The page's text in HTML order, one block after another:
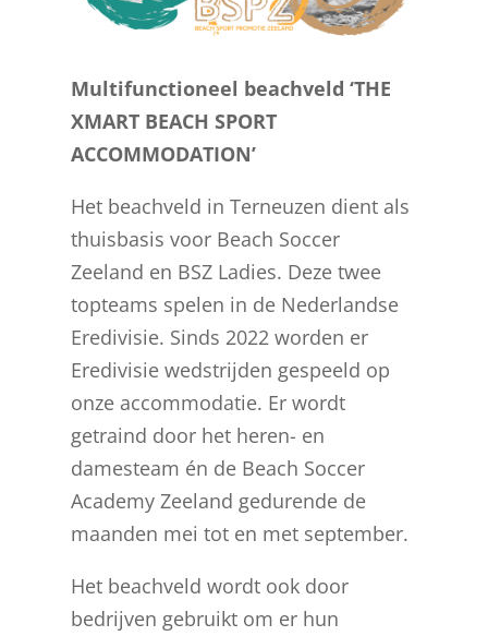
Multifunctioneel beachveld ‘THE
XMART BEACH SPORT
ACCOMMODATION’
Het beachveld in Terneuzen dient als
thuisbasis voor Beach Soccer
Zeeland en BSZ Ladies. Deze twee
topteams spelen in de Nederlandse
Eredivisie. Sinds 2022 worden er
Eredivisie wedstrijden gespeeld op
onze accommodatie. Er wordt
getraind door het heren- en
damesteam én de Beach Soccer
Academy Zeeland gedurende de
maanden mei tot en met september.
Het beachveld wordt ook door
bedrijven gebruikt om er hun